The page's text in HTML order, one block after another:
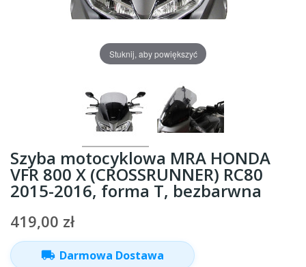
Stuknij, aby powiększyć
Szyba motocyklowa MRA HONDA
VFR 800 X (CROSSRUNNER) RC80
2015-2016, forma T, bezbarwna
419,00 zł
local_shipping Darmowa Dostawa